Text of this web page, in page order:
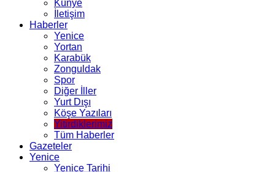
Künye
İletişim
Haberler
Yenice
Yortan
Karabük
Zonguldak
Spor
Diğer İller
Yurt Dışı
Köşe Yazıları
Yitirdiklerimiz
Tüm Haberler
Gazeteler
Yenice
Yenice Tarihi